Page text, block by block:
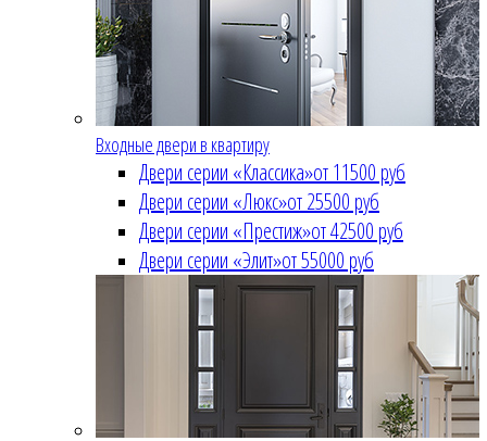
Входные двери в квартиру
Двери серии «Классика»от 11500 руб
Двери серии «Люкс»от 25500 руб
Двери серии «Престиж»от 42500 руб
Двери серии «Элит»от 55000 руб